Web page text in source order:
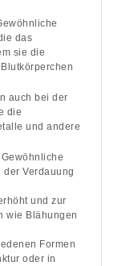
das
sie die
auch bei der
die
und andere
Verdauung
und zur
wie Blähungen
Formen
oder in